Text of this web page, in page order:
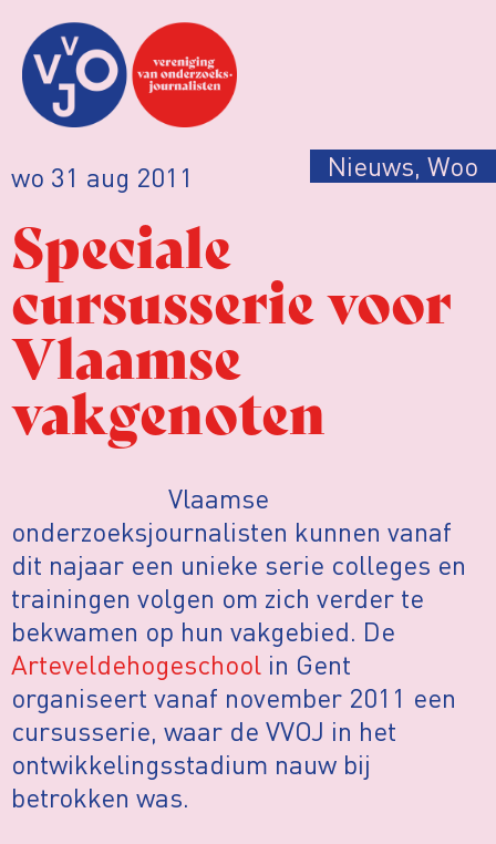
wo 31 aug 2011 Nieuws, Woo
Speciale
cursusserie voor
Vlaamse
vakgenoten
Vlaamse
onderzoeksjournalisten kunnen vanaf
dit najaar een unieke serie colleges en
trainingen volgen om zich verder te
bekwamen op hun vakgebied. De
Arteveldehogeschool in Gent
organiseert vanaf november 2011 een
cursusserie, waar de VVOJ in het
ontwikkelingsstadium nauw bij
betrokken was.